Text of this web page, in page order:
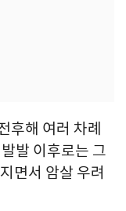
후해 여러 차례
발 이후로는 그
면서 암살 우려